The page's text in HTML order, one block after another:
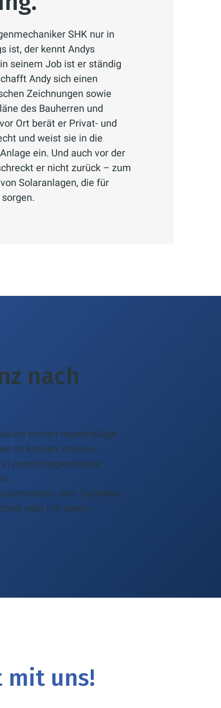
SHK nur in
ist, der kennt Andys
seinem Job ist er ständig
Andy sich einen
Zeichnungen sowie
des Bauherren und
Ort berät er Privat- und
und weist sie in die
ein. Und auch vor der
er nicht zurück – zum
Solaranlagen, die für
nach
stehen regelmäßige
zu können, muss er
puncto regenerative
dem Techniker
oder mit einem
uns!